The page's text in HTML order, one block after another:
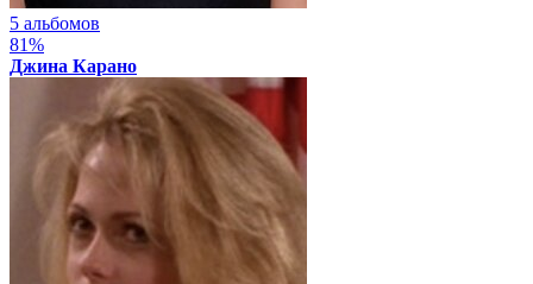
5 альбомов
81%
Джина Карано